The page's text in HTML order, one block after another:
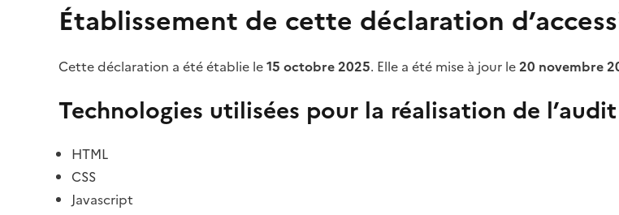
Établissement de cette déclaration
Cette déclaration a été établie le15 octobre 2025. Elle a été mise à jour le20 novembre
Technologies utilisées pour la réalisation de l’audit
HTML
CSS
Javascript